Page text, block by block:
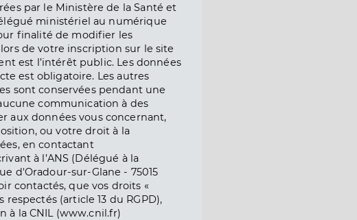
par le Ministère de la Santé et
ministériel au numérique
finalité de modifier les
de votre inscription sur le site
est l’intérêt public. Les données
est obligatoire. Les autres
sont conservées pendant une
communication à des
aux données vous concernant,
ou votre droit à la
en contactant
à l’ANS (Délégué à la
d'Oradour-sur-Glane - 75015
contactés, que vos droits «
(article 13 du RGPD),
à la CNIL (www.cnil.fr)